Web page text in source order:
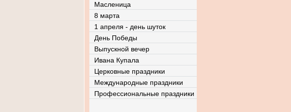
Масленица
8 марта
1 апреля - день шуток
День Победы
Выпускной вечер
Ивана Купала
Церковные праздники
Международные праздники
Профессиональные праздники